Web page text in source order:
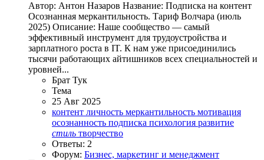
Автор: Антон Назаров Название: Подписка на контент
Осознанная меркантильность. Тариф Волчара (июль
2025) Описание: Наше сообщество — самый
эффективный инструмент для трудоустройства и
зарплатного роста в IT. К нам уже присоединились
тысячи работающих айтишников всех специальностей и
уровней...
Брат Тук
Тема
25 Авг 2025
контент личность меркантильность мотивация
осознанность подписка психология развитие
стиль творчество
Ответы: 2
Форум: Бизнес, маркетинг и менеджмент